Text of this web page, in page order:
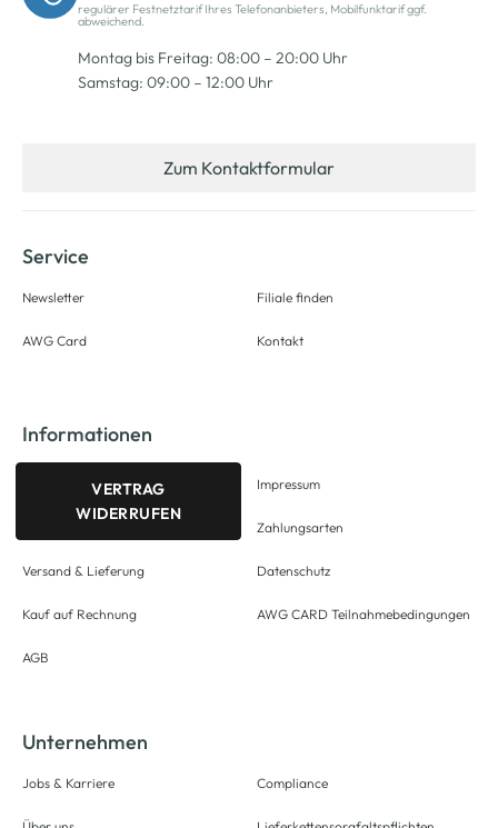
regulärer Festnetztarif Ihres Telefonanbieters, Mobilfunktarif ggf.
abweichend.
Montag bis Freitag: 08:00 – 20:00 Uhr
Samstag: 09:00 – 12:00 Uhr
Zum Kontaktformular
Service
Newsletter
AWG Card
Filiale finden
Kontakt
Informationen
VERTRAG
WIDERRUFEN
Versand & Lieferung
Kauf auf Rechnung
AGB
Impressum
Zahlungsarten
Datenschutz
AWG CARD Teilnahmebedingungen
Unternehmen
Jobs & Karriere Compliance